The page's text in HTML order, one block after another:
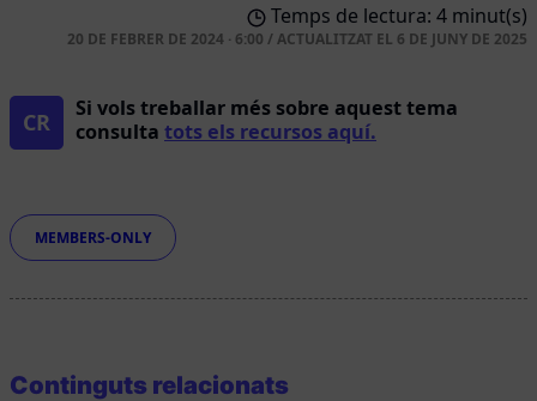
Temps de lectura: 4 minut(s)
20 DE FEBRER DE 2024 · 6:00 /ACTUALITZAT EL 6 DE JUNY DE 2025
CR
Si vols treballar més sobre aquest tema
consulta tots els recursos aquí.
Etiquetes
MEMBERS-ONLY
Continguts relacionats